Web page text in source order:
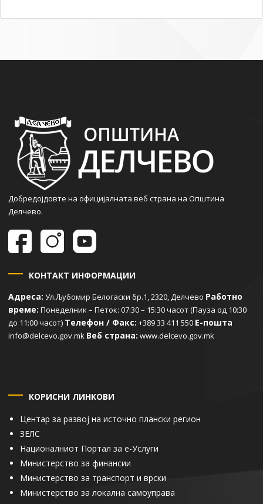
Добредојдовте на официјалната веб страна на Општина
Делчево.
КОНТАКТ ИНФОРМАЦИИ
Адреса: Ул.Љубомир Белогаски бр.1, 2320, Делчево Работно
време: Понеделник – Петок: 07:30 – 15:30 часот (Пауза од 10:30
до 11:00 часот) Телефон / Факс: +389 33 411 550 Е-пошта
info@delcevo.gov.mk Веб страна: www.delcevo.gov.mk
КОРИСНИ ЛИНКОВИ
Центар за развој на источно плански регион
ЗЕЛС
Националниот Портал за е-Услуги
Министерство за финансии
Министерство за транспорт и врски
Министерство за локална самоуправа